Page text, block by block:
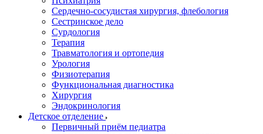
Сердечно-сосудистая хирургия, флебология
Сестринское дело
Сурдология
Терапия
Травматология и ортопедия
Урология
Физиотерапия
Функциональная диагностика
Хирургия
Эндокринология
Детское отделение
Первичный приём педиатра